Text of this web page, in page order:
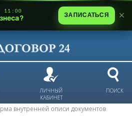
ЛИЧНЫЙ
КАБИНЕТ
ПОИСК
внутренней описи документов
11:00
ЗАПИСАТЬСЯ